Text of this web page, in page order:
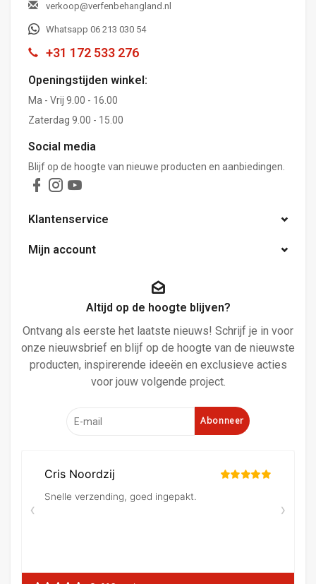
verkoop@verfenbehangland.nl
Whatsapp 06 213 030 54
+31 172 533 276
Openingstijden winkel:
Ma - Vrij 9.00 - 16.00
Zaterdag 9.00 - 15.00
Social media
Blijf op de hoogte van nieuwe producten en aanbiedingen.
Klantenservice
Mijn account
Altijd op de hoogte blijven?
Ontvang als eerste het laatste nieuws! Schrijf je in voor
onze nieuwsbrief en blijf op de hoogte van de nieuwste
producten, inspirerende ideeën en exclusieve acties
voor jouw volgende project.
Abonneer